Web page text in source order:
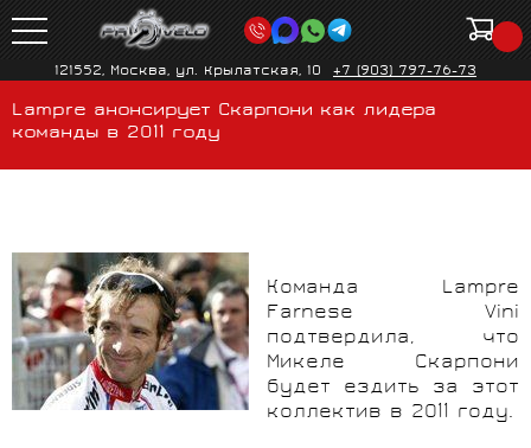
121552, Москва, ул. Крылатская, 10 +7 (903) 797-76-73
Lampre анонсирует Скарпони как лидера
команды в 2011 году
Команда Lampre
Farnese Vini
подтвердила, что
Микеле Скарпони
будет ездить за этот
коллектив в 2011 году.